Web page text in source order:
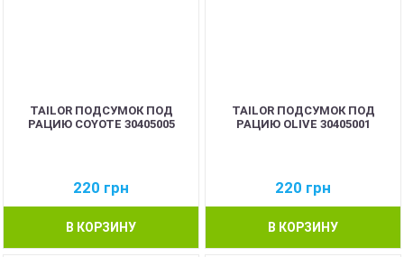
TAILOR ПОДСУМОК ПОД
РАЦИЮ COYOTE 30405005
220 грн
В КОРЗИНУ
TAILOR ПОДСУМОК ПОД
РАЦИЮ OLIVE 30405001
220 грн
В КОРЗИНУ